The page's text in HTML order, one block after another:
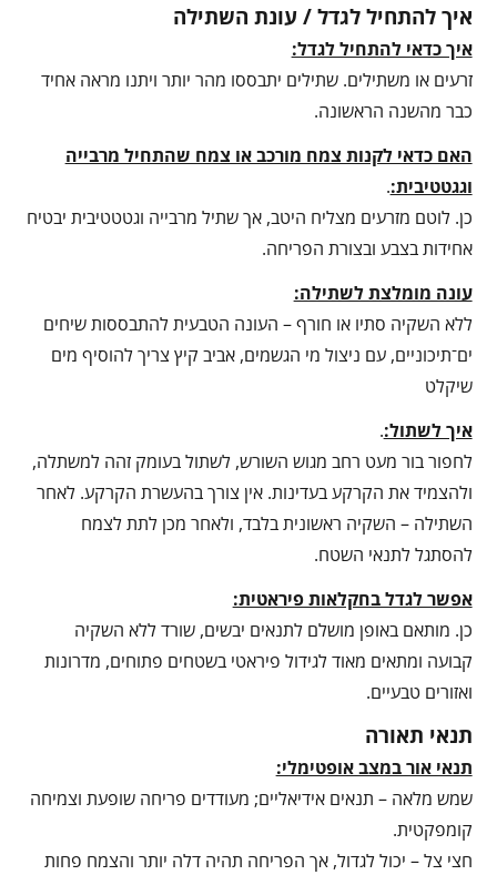
איך להתחיל לגדל / עונת השתילה
איך כדאי להתחיל לגדל:
זרעים או משתילים. שתילים יתבססו מהר יותר ויתנו מראה אחיד
כבר מהשנה הראשונה.
האם כדאי לקנות צמח מורכב או צמח שהתחיל מרבייה
וגגטטיבית:.
כן. לוטם מזרעים מצליח היטב, אך שתיל מרבייה וגטטטיבית יבטיח
אחידות בצבע ובצורת הפריחה.
עונה מומלצת לשתילה:
ללא השקיה סתיו או חורף – העונה הטבעית להתבססות שיחים
ים־תיכוניים, עם ניצול מי הגשמים, אביב קיץ צריך להוסיף מים
שיקלט
איך לשתול:.
לחפור בור מעט רחב מגוש השורש, לשתול בעומק זהה למשתלה,
ולהצמיד את הקרקע בעדינות. אין צורך בהעשרת הקרקע. לאחר
השתילה – השקיה ראשונית בלבד, ולאחר מכן לתת לצמח
להסתגל לתנאי השטח.
אפשר לגדל בחקלאות פיראטית:
כן. מותאם באופן מושלם לתנאים יבשים, שורד ללא השקיה
קבועה ומתאים מאוד לגידול פיראטי בשטחים פתוחים, מדרונות
ואזורים טבעיים.
תנאי תאורה
תנאי אור במצב אופטימלי:
שמש מלאה – תנאים אידיאליים; מעודדים פריחה שופעת וצמיחה
קומפקטית.
חצי צל – יכול לגדול, אך הפריחה תהיה דלה יותר והצמח פחות